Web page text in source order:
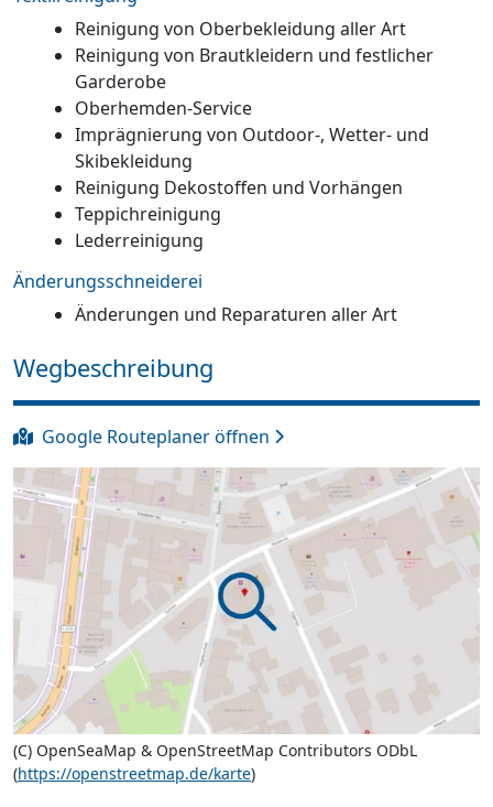
Reinigung von Oberbekleidung aller Art
Reinigung von Brautkleidern und festlicher
Garderobe
Oberhemden-Service
Imprägnierung von Outdoor-, Wetter- und
Skibekleidung
Reinigung Dekostoffen und Vorhängen
Teppichreinigung
Lederreinigung
Änderungsschneiderei
Änderungen und Reparaturen aller Art
Wegbeschreibung
Google Routeplaner öffnen
(C) OpenSeaMap & OpenStreetMap Contributors ODbL
(https://openstreetmap.de/karte)